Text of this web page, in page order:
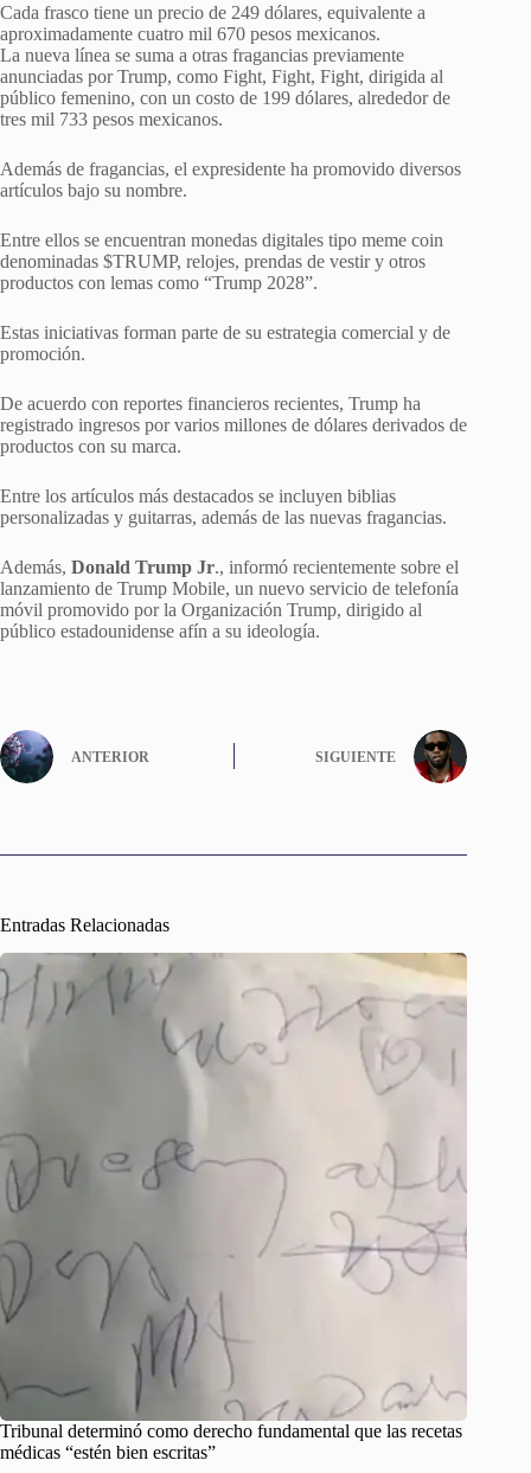
Cada frasco tiene un precio de 249 dólares, equivalente a
aproximadamente cuatro mil 670 pesos mexicanos.
La nueva línea se suma a otras fragancias previamente
anunciadas por Trump, como Fight, Fight, Fight, dirigida al
público femenino, con un costo de 199 dólares, alrededor de
tres mil 733 pesos mexicanos.
Además de fragancias, el expresidente ha promovido diversos
artículos bajo su nombre.
Entre ellos se encuentran monedas digitales tipo meme coin
denominadas $TRUMP, relojes, prendas de vestir y otros
productos con lemas como “Trump 2028”.
Estas iniciativas forman parte de su estrategia comercial y de
promoción.
De acuerdo con reportes financieros recientes, Trump ha
registrado ingresos por varios millones de dólares derivados de
productos con su marca.
Entre los artículos más destacados se incluyen biblias
personalizadas y guitarras, además de las nuevas fragancias.
Además, Donald Trump Jr., informó recientemente sobre el
lanzamiento de Trump Mobile, un nuevo servicio de telefonía
móvil promovido por la Organización Trump, dirigido al
público estadounidense afín a su ideología.
ANTERIOR SIGUIENTE
Entradas Relacionadas
Tribunal determinó como derecho fundamental que las recetas
médicas “estén bien escritas”